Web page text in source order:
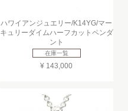
ハワイアンジュエリー/K14YG/マー
キュリーダイムハーフカットペンダ
ント
在庫一覧
¥ 143,000